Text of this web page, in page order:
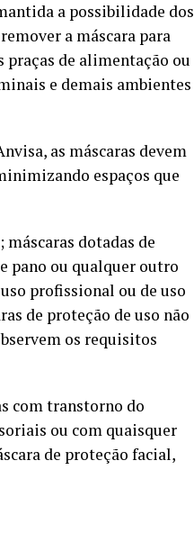
a possibilidade dos
a máscara para
de alimentação ou
e demais ambientes
as máscaras devem
espaços que
dotadas de
pano ou qualquer outro
profissional ou de uso
de proteção de uso não
os requisitos
com transtorno do
ou com quaisquer
de proteção facial,